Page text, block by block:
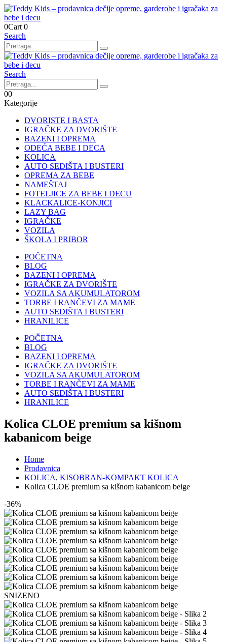
0Cart 0
Search
Search
00
Kategorije
DVORISTE I BASTA
IGRAČKE ZA DVORIŠTE
BAZENI I OPREMA
ODEĆA BEBE I DECA
KOLICA
AUTO SEDIŠTA I BUSTERI
OPREMA ZA BEBE
NAMEŠTAJ
FOTELJICE ZA BEBE I DECU
KLACKALICE-KONJICI
LAZY BAG
IGRAČKE
VOZILA
ŠKOLA I PRIBOR
POČETNA
BLOG
BAZENI I OPREMA
IGRAČKE ZA DVORIŠTE
VOZILA SA AKUMULATOROM
TORBE I RANČEVI ZA MAME
AUTO SEDIŠTA I BUSTERI
HRANILICE
POČETNA
BLOG
BAZENI I OPREMA
IGRAČKE ZA DVORIŠTE
VOZILA SA AKUMULATOROM
TORBE I RANČEVI ZA MAME
AUTO SEDIŠTA I BUSTERI
HRANILICE
Kolica CLOE premium sa kišnom
kabanicom beige
Home
Prodavnica
KOLICA, KISOBRAN-KOMPAKT KOLICA
Kolica CLOE premium sa kišnom kabanicom beige
-36%
SNIZENO